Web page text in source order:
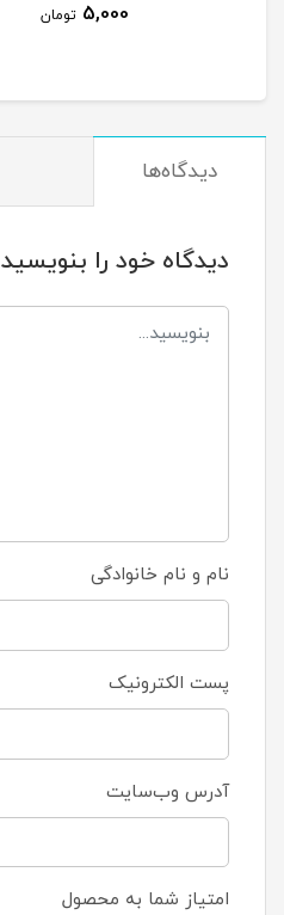
5,000 تومان
دیدگاه‌ها
دیدگاه خود را بنویسید
نام و نام خانوادگی
پست الکترونیک
آدرس وب‌سایت
امتیاز شما به محصول